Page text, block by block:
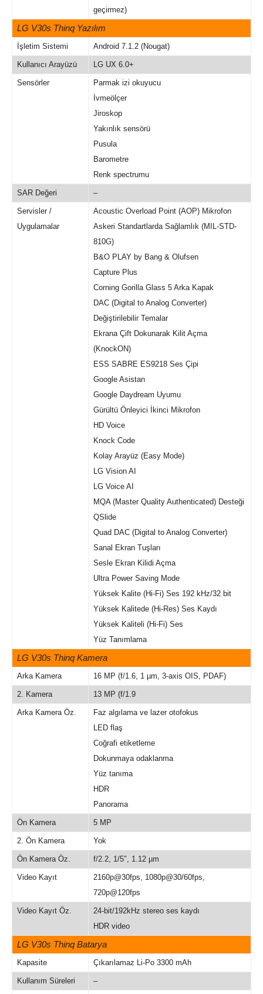
geçirmez)
LG V30s Thinq Yazılım
İşletim Sistemi Android 7.1.2 (Nougat)
Kullanıcı Arayüzü LG UX 6.0+
Sensörler
Parmak izi okuyucu
İvmeölçer
Jiroskop
Yakınlık sensörü
Pusula
Barometre
Renk spectrumu
SAR Değeri –
Servisler /
Uygulamalar
Acoustic Overload Point (AOP) Mikrofon
Askeri Standartlarda Sağlamlık (MIL-STD-
810G)
B&O PLAY by Bang & Olufsen
Capture Plus
Corning Gorilla Glass 5 Arka Kapak
DAC (Digital to Analog Converter)
Değiştirilebilir Temalar
Ekrana Çift Dokunarak Kilit Açma
(KnockON)
ESS SABRE ES9218 Ses Çipi
Google Asistan
Google Daydream Uyumu
Gürültü Önleyici İkinci Mikrofon
HD Voice
Knock Code
Kolay Arayüz (Easy Mode)
LG Vision AI
LG Voice AI
MQA (Master Quality Authenticated) Desteği
QSlide
Quad DAC (Digital to Analog Converter)
Sanal Ekran Tuşları
Sesle Ekran Kilidi Açma
Ultra Power Saving Mode
Yüksek Kalite (Hi-Fi) Ses 192 kHz/32 bit
Yüksek Kalitede (Hi-Res) Ses Kaydı
Yüksek Kaliteli (Hi-Fi) Ses
Yüz Tanımlama
LG V30s Thinq Kamera
Arka Kamera 16 MP (f/1.6, 1 µm, 3-axis OIS, PDAF)
2. Kamera 13 MP (f/1.9
Arka Kamera Öz.
Faz algılama ve lazer otofokus
LED flaş
Coğrafi etiketleme
Dokunmaya odaklanma
Yüz tanıma
HDR
Panorama
Ön Kamera 5 MP
2. Ön Kamera Yok
Ön Kamera Öz. f/2.2, 1/5″, 1.12 µm
Video Kayıt
2160p@30fps, 1080p@30/60fps,
720p@120fps
Video Kayıt Öz.
24-bit/192kHz stereo ses kaydı
HDR video
LG V30s Thinq Batarya
Kapasite Çıkarılamaz Li-Po 3300 mAh
Kullanım Süreleri –